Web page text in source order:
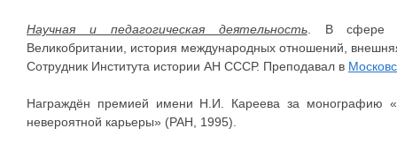
Научная и педагогическая деятельность. В сфере
Великобритании, история международных отношений,
Сотрудник Института истории АН СССР. Преподавал в
Награждён премией имени Н.И. Кареева за монографию
невероятной карьеры» (РАН, 1995).